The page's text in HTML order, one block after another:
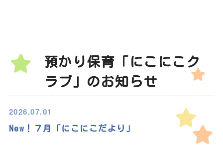
預かり保育「にこにこク
ラブ」のお知らせ
2026.07.01
New！７月「にこにこだより」